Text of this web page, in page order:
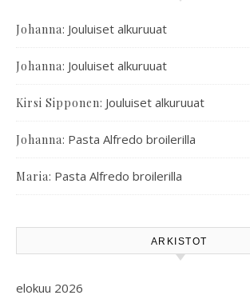
Johanna: Jouluiset alkuruuat
Johanna: Jouluiset alkuruuat
Kirsi Sipponen: Jouluiset alkuruuat
Johanna: Pasta Alfredo broilerilla
Maria: Pasta Alfredo broilerilla
ARKISTOT
elokuu 2026